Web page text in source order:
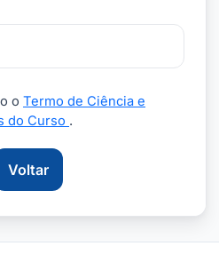
o Termo de Ciência e
do Curso .
Voltar